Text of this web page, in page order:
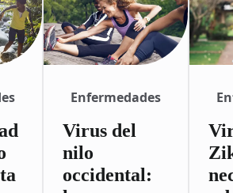
Enfermedades
Virus del
nilo
occidental: